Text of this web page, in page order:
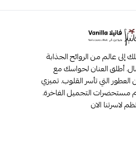
إلى عالم من الروائح الجذابة
أطلق العنان لحواسك مع
التي تأسر القلوب. تميزي
مستحضرات التجميل الفاخرة.
لاسرتنا الان